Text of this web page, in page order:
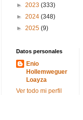
► 2023 (333)
► 2024 (348)
► 2025 (9)
Datos personales
Enio
Hollemweguer
Loayza
Ver todo mi perfil